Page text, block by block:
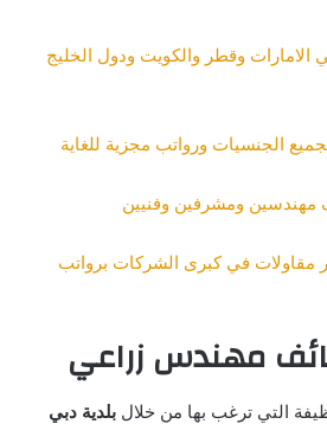
وقطر والكويت ودول الخليج
الجنسيات ورواتب مجزية للغاية
ومشرفين وفنيين
مقاولات في كبرى الشركات برواتب
مهندس زراعي
التي ترغب بها من خلال بلدية دبي